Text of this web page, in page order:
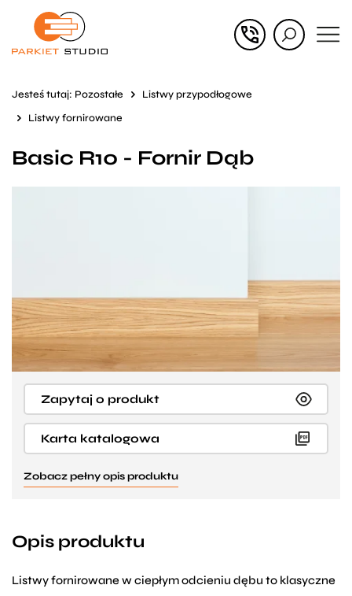
Przejdź
Przejdź
Jesteś tutaj: Pozostałe
Listwy przypodłogowe
Listwy fornirowane
Basic R10 - Fornir Dąb
Zapytaj o produkt
Karta katalogowa
Zobacz pełny opis produktu
Opis produktu
Listwy fornirowane w ciepłym odcieniu dębu to klasyczne